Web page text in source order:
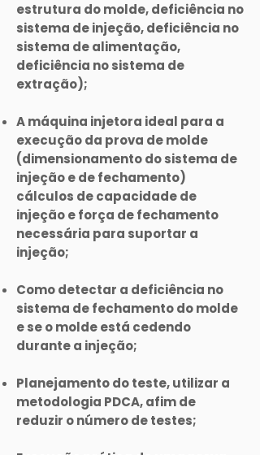
estrutura do molde, deficiência no
sistema de injeção, deficiência no
sistema de alimentação,
deficiência no sistema de
extração);
A máquina injetora ideal para a
execução da prova de molde
(dimensionamento do sistema de
injeção e de fechamento)
cálculos de capacidade de
injeção e força de fechamento
necessária para suportar a
injeção;
Como detectar a deficiência no
sistema de fechamento do molde
e se o molde está cedendo
durante a injeção;
Planejamento do teste, utilizar a
metodologia PDCA, afim de
reduzir o número de testes;